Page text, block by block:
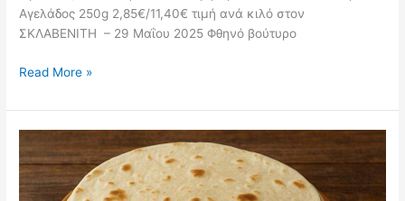
Αγελάδος 250g 2,85€/11,40€ τιμή ανά κιλό στον
ΣΚΛΑΒΕΝΙΤΗ – 29 Μαΐου 2025 Φθηνό βούτυρο
Το
φθηνό
βούτυρο
αγελάδος
Read More »